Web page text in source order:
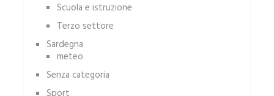
Scuola e istruzione
Terzo settore
Sardegna
meteo
Senza categoria